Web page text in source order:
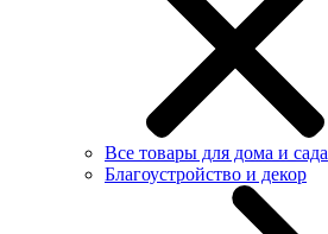
Все товары для дома и сада
Благоустройство и декор